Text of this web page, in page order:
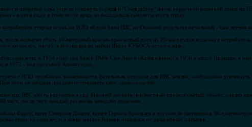
и оператор едва успели покинуть горящий "Старфайтер" после неудачной ракетной атаки на
- в этом году в этом месте вряд-ли находились самолеты этого типа).
открыл огонь по НЛО вблизи базы ВВС на Окинаве, результат печальный - сам летчик
после попытки сбить 10-метровый красно-оранжевый диск из 20-мм орудия вспыхнул
загорелся, погиб, а его напарник майор Широ КУБОСА остался жив...
самолеты: в 1954 году над базой ВМФ Сан-Диего (Калифорния); в 1956 в штате Индиана; в
в 1972 - над пустыней Аламогордо...
с НЛО неизбежно заканчивается фатальным исходом для ВВС землян, необходимо упомянуть
этом не забывая продемонстрировать свое превосходство.
ВВС шесть раз пытался над Японией догнать неизвестный продолговатый объект, однако
км/ч, после чего каждый раз вновь замедлял движение...
Фарго, штат Северная Дакота, пилот Гормон бросился в погоню за светящимся 30-
атаку на самолет, и в конце концов Гормон отказался от дальнейших попыток...